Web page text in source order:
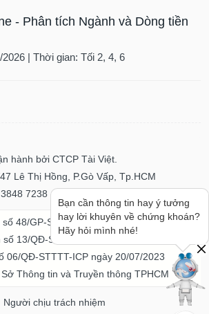
- Phân tích Ngành và Dòng tiền
2026 | Thời gian: Tối 2, 4, 6
hành bởi CTCP Tài Việt.
Lê Thị Hồng, P.Gò Vấp, Tp.HCM
7238 - Fax: (84.28) 3848 7237
48/GP-STTTT ngày 04/11/2016
số 13/QĐ-STTTT ngày 02/11/2017
06/QĐ-STTTT-ICP ngày 20/07/2023
Thông tin và Truyền thông TPHCM
Người chịu trách nhiệm
Bạn cần thông tin hay ý tưởng
hay lời khuyên về chứng khoán?
Hãy hỏi mình nhé!